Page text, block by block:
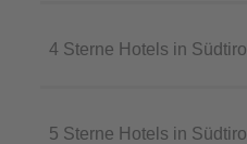
4 Sterne Hotels in Südtirol
5 Sterne Hotels in Südtirol